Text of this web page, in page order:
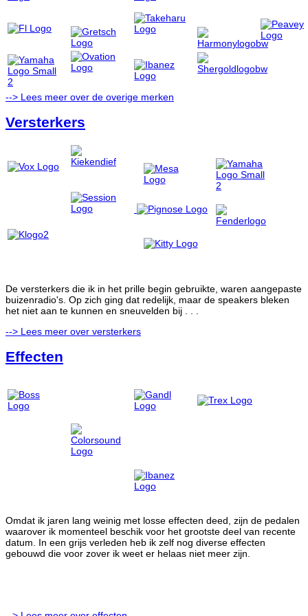
--> Lees meer over de overige merken
Versterkers
De versterkers die ik in het prille begin gebruikte, waren aangepaste
buizenradio's. Op zich ging dat redelijk, maar de speakers bleken
het niet aan te kunnen en sneuvelden bij . . .
--> Lees meer over versterkers
Effecten
Omdat ik jaren lang weinig met losse effecten deed, zijn de pedalen
waarover ik momenteel beschik voor het grootste deel van recente
datum. In een grijs verleden heb ik zelf nog diverse effecten
gebouwd die voor zover ik weet er helaas niet meer zijn.